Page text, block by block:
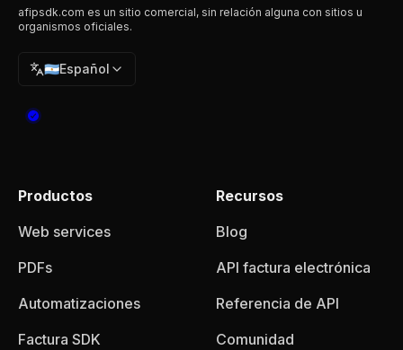
afipsdk.com es un sitio comercial, sin relación alguna con sitios u
organismos oficiales.
🇦🇷Español
Productos
Web services
PDFs
Automatizaciones
Factura SDK
Recursos
Blog
API factura electrónica
Referencia de API
Comunidad